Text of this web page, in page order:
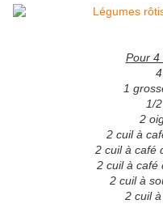
Pour 4
1
1/
2
2 cuil à
2 cuil à café
2 cuil à café
2 cuil à
2 cuil